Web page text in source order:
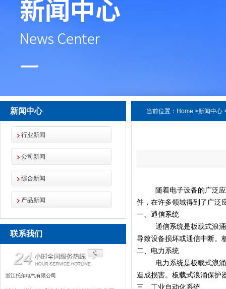
新闻中心
行业新闻
公司新闻
综合新闻
产品新闻
联系我们
浙江托尔电气有限公司
当前位置： Home >新闻中心
随着电子设备的广泛
件，在许多领域得到了广泛
一、通信系统
通信系统是板载式浪
导致设备损坏或通信中断。
二、电力系统
电力系统是板载式浪
造成损害。板载式浪涌保护
三、工业自动化系统